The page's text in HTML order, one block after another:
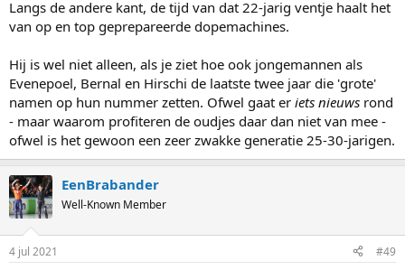
Langs de andere kant, de tijd van dat 22-jarig ventje haalt het
van op en top geprepareerde dopemachines.
Hij is wel niet alleen, als je ziet hoe ook jongemannen als
Evenepoel, Bernal en Hirschi de laatste twee jaar die 'grote'
namen op hun nummer zetten. Ofwel gaat er iets nieuws rond
- maar waarom profiteren de oudjes daar dan niet van mee -
ofwel is het gewoon een zeer zwakke generatie 25-30-jarigen.
EenBrabander
Well-Known Member
4 jul 2021 #49